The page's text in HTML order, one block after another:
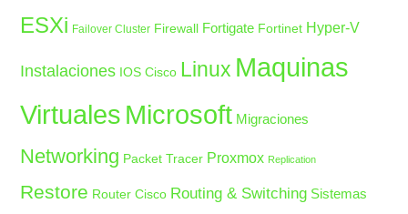
ESXi Failover Cluster Firewall Fortigate Fortinet Hyper-V
Instalaciones IOS Cisco Linux Maquinas
Virtuales Microsoft Migraciones
Networking Packet Tracer Proxmox Replication
Restore Router Cisco Routing & Switching Sistemas